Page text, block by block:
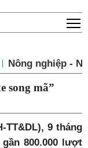
Nông nghiệp -
song mã”
TT&DL), 9 tháng
800.000 lượt